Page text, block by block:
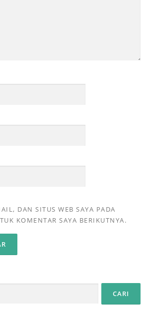
DAN SITUS WEB SAYA PADA
KOMENTAR SAYA BERIKUTNYA.